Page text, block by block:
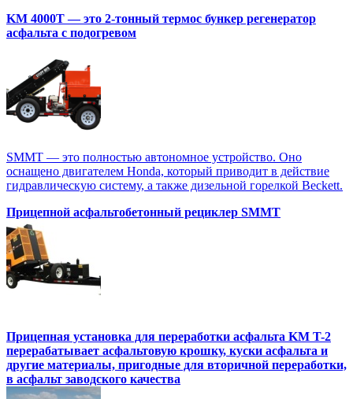
KM 4000T — это 2-тонный термос бункер регенератор
асфальта с подогревом
SMMT — это полностью автономное устройство. Оно
оснащено двигателем Honda, который приводит в действие
гидравлическую систему, а также дизельной горелкой Beckett.
Прицепной асфальтобетонный рециклер SMMT
Прицепная установка для переработки асфальта KM T-2
перерабатывает асфальтовую крошку, куски асфальта и
другие материалы, пригодные для вторичной переработки,
в асфальт заводского качества